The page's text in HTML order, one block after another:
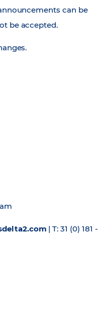
can be
be accepted.
| T: 31 (0) 181 -